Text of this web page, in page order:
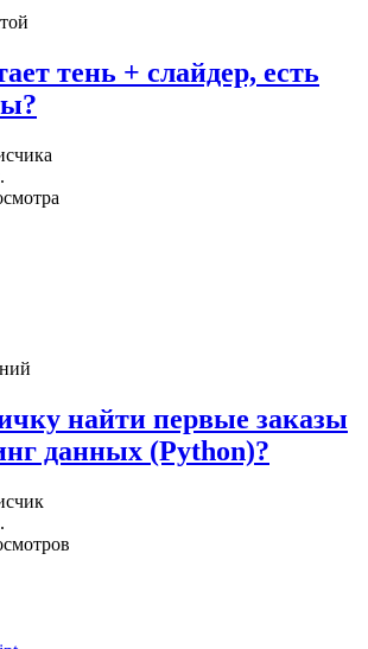
тень + слайдер, есть
найти первые заказы
данных (Python)?